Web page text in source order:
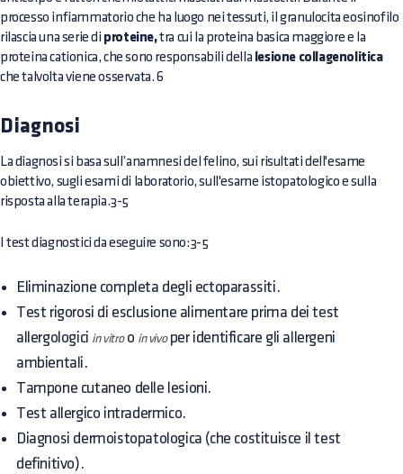
processo infiammatorio che ha luogo nei tessuti, il granulocita eosinofilo
rilascia una serie di proteine,tra cui la proteina basica maggiore e la
proteina cationica, che sono responsabili della lesione collagenolitica
che talvolta viene osservata. 6
Diagnosi
La diagnosi si basa sull’anamnesi del felino, sui risultati dell'esame
obiettivo, sugli esami di laboratorio, sull'esame istopatologico e sulla
risposta alla terapia.3-5
I test diagnostici da eseguire sono:3-5
Eliminazione completa degli ectoparassiti.
Test rigorosi di esclusione alimentare prima dei test
allergologici in vitroo in vivoper identificare gli allergeni
ambientali.
Tampone cutaneo delle lesioni.
Test allergico intradermico.
Diagnosi dermoistopatologica (che costituisce il test
definitivo).